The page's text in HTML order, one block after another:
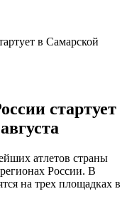
7 общественных
области 8
у воды
тех, кто всей душой и
и вносит большой
в Самарской
стартует
атлетов страны
России. В
на трех площадках в